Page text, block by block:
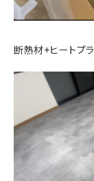
断熱材+ヒートプ